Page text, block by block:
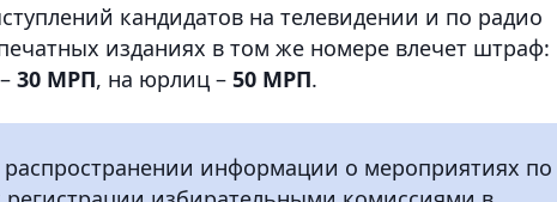
кандидатов на телевидении и по радио
изданиях в том же номере влечет штраф:
30 МРП, на юрлиц – 50 МРП.
информации о мероприятиях по